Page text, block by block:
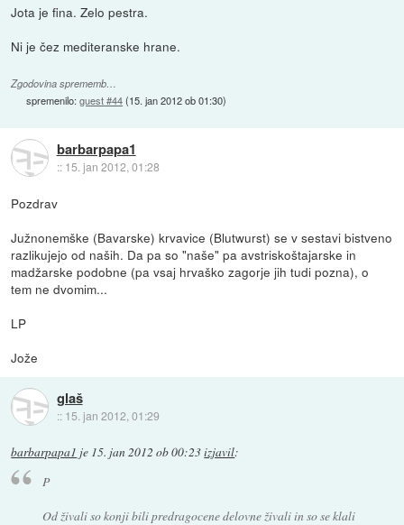
Jota je fina. Zelo pestra.
Ni je čez mediteranske hrane.
Zgodovina sprememb…
spremenilo:guest #44(15. jan 2012 ob 01:30)
barbarpapa1
:: 15. jan 2012, 01:28
Pozdrav
Južnonemške (Bavarske) krvavice (Blutwurst) se v sestavi bistveno
razlikujejo od naših. Da pa so "naše" pa avstriskoštajarske in
madžarske podobne (pa vsaj hrvaško zagorje jih tudi pozna), o
tem ne dvomim...
LP
Jože
glaš
:: 15. jan 2012, 01:29
barbarpapa1 je 15. jan 2012 ob 00:23izjavil:
P
Od živali so konji bili predragocene delovne živali in so se klali